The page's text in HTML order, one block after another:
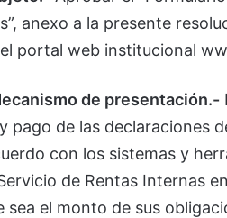
anexo a la presente
portal web institucional
de presentación.-
pago de las declaraciones
con los sistemas y
de Rentas Internas
sea el monto de sus